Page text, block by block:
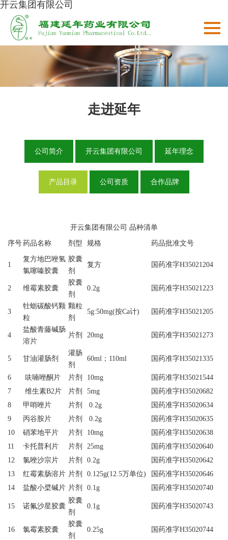
开云集团有限公司
走进延年
公司简介 开云集团有限公司 延年理念
产品目录 公司资质 合作品牌
开云集团有限公司 品种清单
序号药品名称 剂型 规格 药品批准文号
1
复方地巴唑氢
氯噻嗪胶囊
胶囊
剂
复方 国药准字H35021204
2 维霉素胶囊
胶囊
剂
0.2g 国药准字H35021223
3
牡蛎碳酸钙颗
粒
颗粒
剂
5g:50mg(按Ca计) 国药准字H35021205
4
盐酸青藤碱肠
溶片
片剂 20mg 国药准字H35021273
5 甘油灌肠剂
灌肠
剂
60ml；110ml 国药准字H35021335
6 呋喃唑酮片 片剂 10mg
国药准字H35021544
7
维生素B2片 片剂 5mg
国药准字H35020682
8
甲哨唑片 片剂 0.2g
国药准字H35020634
9
丙谷胺片 片剂 0.2g
国药准字H35020635
10
硝苯地平片 片剂 10mg
国药准字H35020638
11
卡托普利片 片剂 25mg
国药准字H35020640
12
氯唑沙宗片 片剂 0.2g
国药准字H35020642
13
红霉素肠溶片 片剂 0.125g(12.5万单位)
国药准字H35020646
14
盐酸小檗碱片 片剂 0.1g 国药准字H35020740
15 诺氟沙星胶囊
胶囊
剂
0.1g 国药准字H35020743
16 氯霉素胶囊
胶囊
剂
0.25g 国药准字H35020744